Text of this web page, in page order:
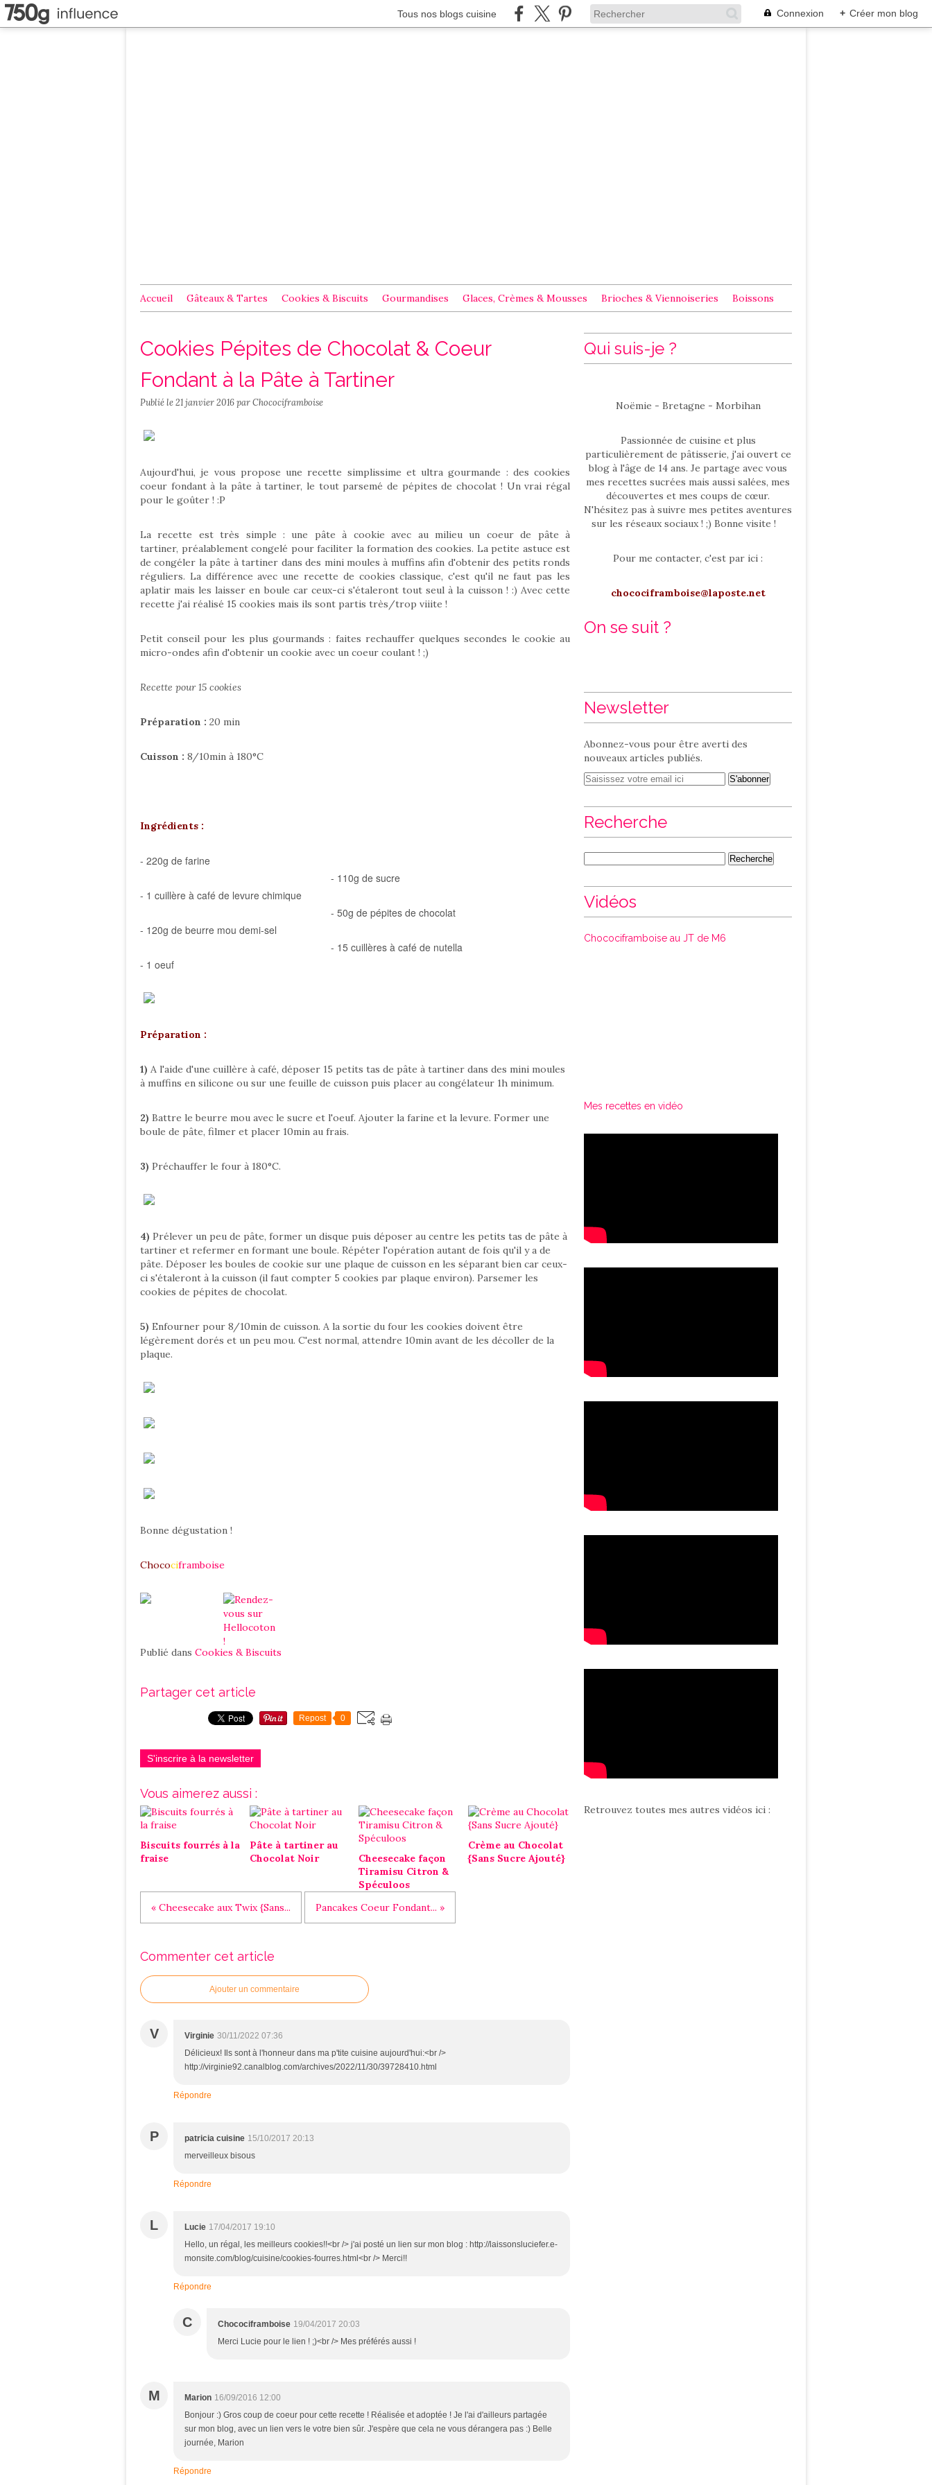
Tous nos blogs cuisine Connexion + Créer mon blog
Accueil Gâteaux & Tartes Cookies & Biscuits Gourmandises Glaces, Crèmes & Mousses Brioches & Viennoiseries Boissons
Cookies Pépites de Chocolat & Coeur
Fondant à la Pâte à Tartiner
Publié le21 janvier 2016par Chocociframboise
Aujourd'hui, je vous propose une recette simplissime et ultra gourmande : des cookies
coeur fondant à la pâte à tartiner, le tout parsemé de pépites de chocolat ! Un vrai régal
pour le goûter ! :P
La recette est très simple : une pâte à cookie avec au milieu un coeur de pâte à
tartiner, préalablement congelé pour faciliter la formation des cookies. La petite astuce est
de congéler la pâte à tartiner dans des mini moules à muffins afin d'obtenir des petits ronds
réguliers. La différence avec une recette de cookies classique, c'est qu'il ne faut pas les
aplatir mais les laisser en boule car ceux-ci s'étaleront tout seul à la cuisson ! :) Avec cette
recette j'ai réalisé 15 cookies mais ils sont partis très/trop viiite !
Petit conseil pour les plus gourmands : faites rechauffer quelques secondes le cookie au
micro-ondes afin d'obtenir un cookie avec un coeur coulant ! ;)
Recette pour 15 cookies
Préparation : 20 min
Cuisson : 8/10min à 180°C
Ingrédients :
- 220g de farine
- 1 cuillère à café de levure chimique
- 120g de beurre mou demi-sel
- 1 oeuf
- 110g de sucre
- 50g de pépites de chocolat
- 15 cuillères à café de nutella
Préparation :
1) A l'aide d'une cuillère à café, déposer 15 petits tas de pâte à tartiner dans des mini moules
à muffins en silicone ou sur une feuille de cuisson puis placer au congélateur 1h minimum.
2) Battre le beurre mou avec le sucre et l'oeuf. Ajouter la farine et la levure. Former une
boule de pâte, filmer et placer 10min au frais.
3) Préchauffer le four à 180°C.
4) Prélever un peu de pâte, former un disque puis déposer au centre les petits tas de pâte à
tartiner et refermer en formant une boule. Répéter l'opération autant de fois qu'il y a de
pâte. Déposer les boules de cookie sur une plaque de cuisson en les séparant bien car ceux-
ci s'étaleront à la cuisson (il faut compter 5 cookies par plaque environ). Parsemer les
cookies de pépites de chocolat.
5) Enfourner pour 8/10min de cuisson. A la sortie du four les cookies doivent être
légèrement dorés et un peu mou. C'est normal, attendre 10min avant de les décoller de la
plaque.
Bonne dégustation !
Chocociframboise
Publié dans Cookies & Biscuits
Partager cet article
Repost 0
S'inscrire à la newsletter
Vous aimerez aussi :
Biscuits fourrés à la
fraise
Pâte à tartiner au
Chocolat Noir
Cheesecake façon
Tiramisu Citron &
Spéculoos
Crème au Chocolat
{Sans Sucre Ajouté}
« Cheesecake aux Twix {Sans... Pancakes Coeur Fondant... »
Commenter cet article
Ajouter un commentaire
V Virginie 30/11/2022 07:36
Délicieux! Ils sont à l'honneur dans ma p'tite cuisine aujourd'hui:<br />
http://virginie92.canalblog.com/archives/2022/11/30/39728410.html
Répondre
P patricia cuisine 15/10/2017 20:13
merveilleux bisous
Répondre
L Lucie 17/04/2017 19:10
Hello, un régal, les meilleurs cookies!!<br /> j'ai posté un lien sur mon blog : http://laissonsluciefer.e-
monsite.com/blog/cuisine/cookies-fourres.html<br /> Merci!!
Répondre
C Chocociframboise 19/04/2017 20:03
Merci Lucie pour le lien ! ;)<br /> Mes préférés aussi !
M Marion 16/09/2016 12:00
Bonjour :) Gros coup de coeur pour cette recette ! Réalisée et adoptée ! Je l'ai d'ailleurs partagée
sur mon blog, avec un lien vers le votre bien sûr. J'espère que cela ne vous dérangera pas :) Belle
journée, Marion
Répondre
Qui suis-je ?
Noëmie - Bretagne - Morbihan
Passionnée de cuisine et plus
particulièrement de pâtisserie, j'ai ouvert ce
blog à l'âge de 14 ans. Je partage avec vous
mes recettes sucrées mais aussi salées, mes
découvertes et mes coups de cœur.
N'hésitez pas à suivre mes petites aventures
sur les réseaux sociaux ! ;) Bonne visite !
Pour me contacter, c'est par ici :
chocociframboise@laposte.net
On se suit ?
Newsletter
Abonnez-vous pour être averti des
nouveaux articles publiés.
Recherche
Vidéos
Chocociframboise au JT de M6
Mes recettes en vidéo
Retrouvez toutes mes autres vidéos ici :